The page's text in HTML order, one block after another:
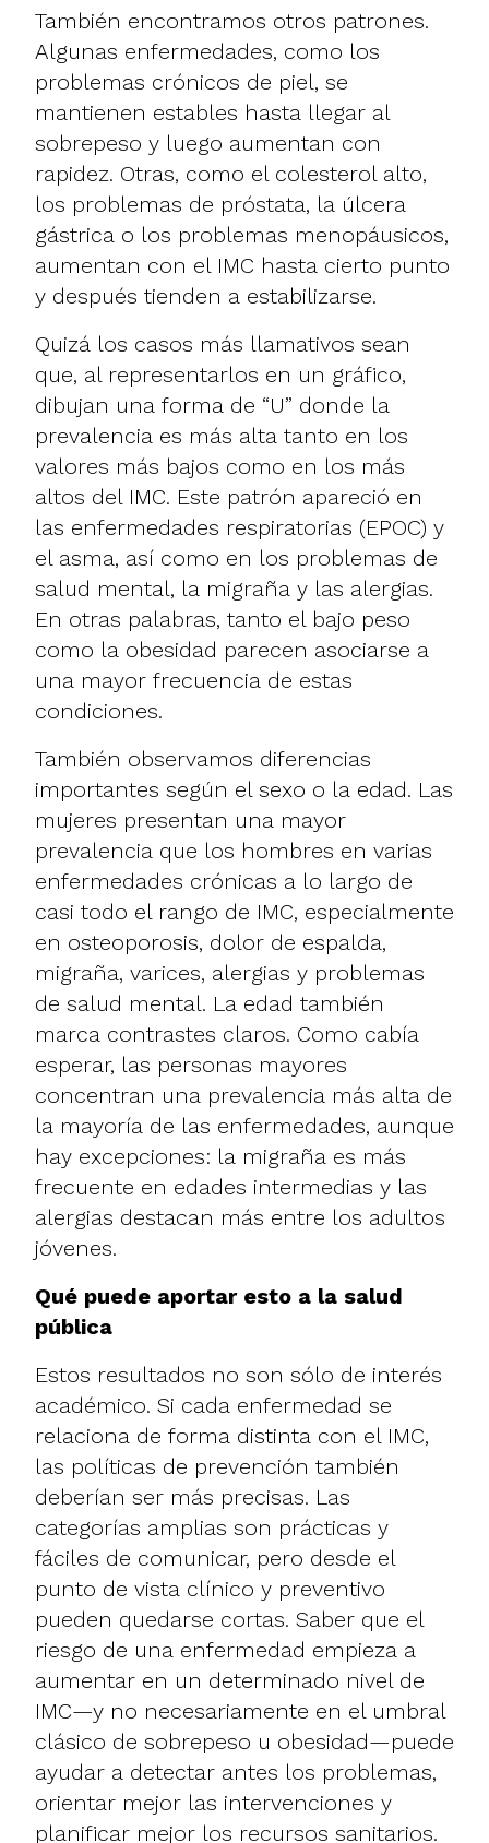
También encontramos otros patrones.
Algunas enfermedades, como los
problemas crónicos de piel, se
mantienen estables hasta llegar al
sobrepeso y luego aumentan con
rapidez. Otras, como el colesterol alto,
los problemas de próstata, la úlcera
gástrica o los problemas menopáusicos,
aumentan con el IMC hasta cierto punto
y después tienden a estabilizarse.
Quizá los casos más llamativos sean
que, al representarlos en un gráfico,
dibujan una forma de “U” donde la
prevalencia es más alta tanto en los
valores más bajos como en los más
altos del IMC. Este patrón apareció en
las enfermedades respiratorias (EPOC) y
el asma, así como en los problemas de
salud mental, la migraña y las alergias.
En otras palabras, tanto el bajo peso
como la obesidad parecen asociarse a
una mayor frecuencia de estas
condiciones.
También observamos diferencias
importantes según el sexo o la edad. Las
mujeres presentan una mayor
prevalencia que los hombres en varias
enfermedades crónicas a lo largo de
casi todo el rango de IMC, especialmente
en osteoporosis, dolor de espalda,
migraña, varices, alergias y problemas
de salud mental. La edad también
marca contrastes claros. Como cabía
esperar, las personas mayores
concentran una prevalencia más alta de
la mayoría de las enfermedades, aunque
hay excepciones: la migraña es más
frecuente en edades intermedias y las
alergias destacan más entre los adultos
jóvenes.
Qué puede aportar esto a la salud
pública
Estos resultados no son sólo de interés
académico. Si cada enfermedad se
relaciona de forma distinta con el IMC,
las políticas de prevención también
deberían ser más precisas. Las
categorías amplias son prácticas y
fáciles de comunicar, pero desde el
punto de vista clínico y preventivo
pueden quedarse cortas. Saber que el
riesgo de una enfermedad empieza a
aumentar en un determinado nivel de
IMC—y no necesariamente en el umbral
clásico de sobrepeso u obesidad—puede
ayudar a detectar antes los problemas,
orientar mejor las intervenciones y
planificar mejor los recursos sanitarios.